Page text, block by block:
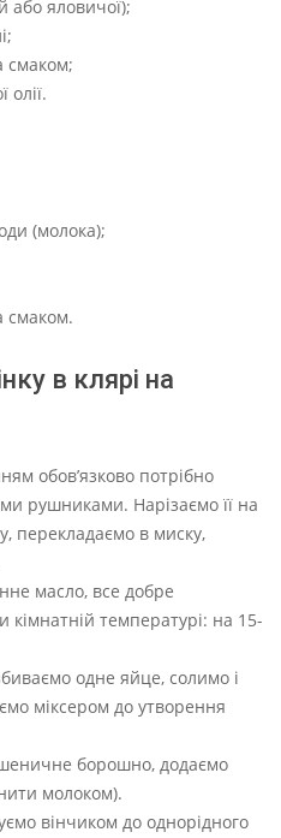
або яловичої);
смаком;
олії.
(молока);
смаком.
в клярі на
обов’язково потрібно
рушниками. Нарізаємо її на
перекладаємо в миску,
масло, все добре
температурі: на 15-
одне яйце, солимо і
міксером до утворення
борошно, додаємо
молоком).
вінчиком до однорідного